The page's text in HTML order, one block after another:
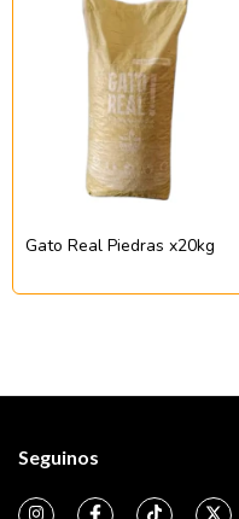
Gato Real Piedras x20kg
Seguinos